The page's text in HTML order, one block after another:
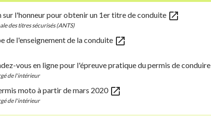
sur l'honneur pour obtenir un 1er titre de conduite open_in_new
des titres sécurisés (ANTS)
de l'enseignement de la conduite open_in_new
vous en ligne pour l'épreuve pratique du permis de conduire
de l'intérieur
moto à partir de mars 2020 open_in_new
de l'intérieur